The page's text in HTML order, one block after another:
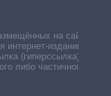
на сайте,
интернет-изданий —
(гиперссылка)
либо частичного